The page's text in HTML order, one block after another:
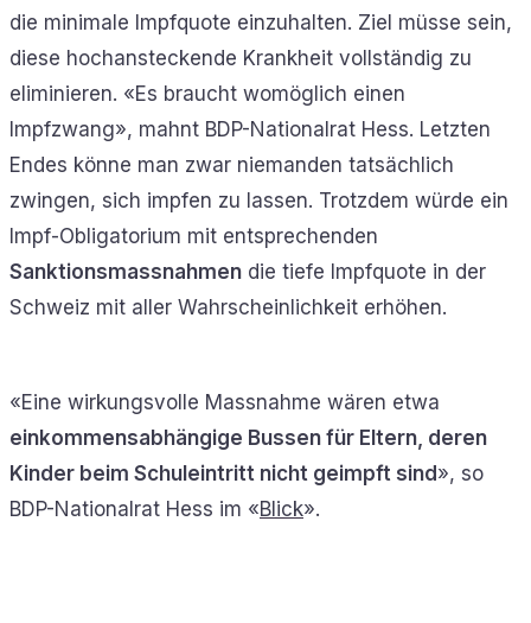
die minimale Impfquote einzuhalten. Ziel müsse sein,
diese hochansteckende Krankheit vollständig zu
eliminieren. «Es braucht womöglich einen
Impfzwang», mahnt BDP-Nationalrat Hess. Letzten
Endes könne man zwar niemanden tatsächlich
zwingen, sich impfen zu lassen. Trotzdem würde ein
Impf-Obligatorium mit entsprechenden
Sanktionsmassnahmen die tiefe Impfquote in der
Schweiz mit aller Wahrscheinlichkeit erhöhen.
«Eine wirkungsvolle Massnahme wären etwa
einkommensabhängige Bussen für Eltern, deren
Kinder beim Schuleintritt nicht geimpft sind», so
BDP-Nationalrat Hess im «Blick».